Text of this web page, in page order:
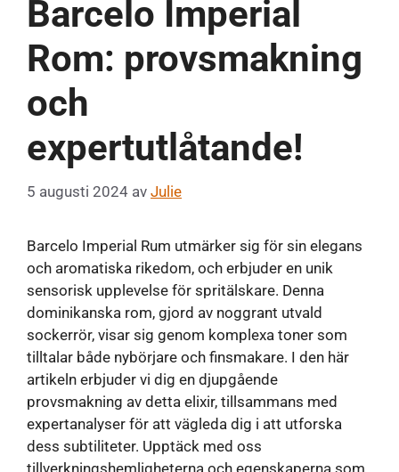
Barcelo Imperial
Rom: provsmakning
och
expertutlåtande!
5 augusti 2024 av Julie
Barcelo Imperial Rum utmärker sig för sin elegans
och aromatiska rikedom, och erbjuder en unik
sensorisk upplevelse för spritälskare. Denna
dominikanska rom, gjord av noggrant utvald
sockerrör, visar sig genom komplexa toner som
tilltalar både nybörjare och finsmakare. I den här
artikeln erbjuder vi dig en djupgående
provsmakning av detta elixir, tillsammans med
expertanalyser för att vägleda dig i att utforska
dess subtiliteter. Upptäck med oss ​​
tillverkningshemligheterna och egenskaperna som